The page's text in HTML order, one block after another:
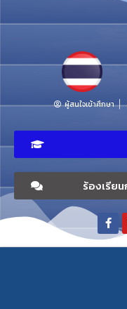
ผู้สนใจเข้าศึกษา
ร้องเรีย